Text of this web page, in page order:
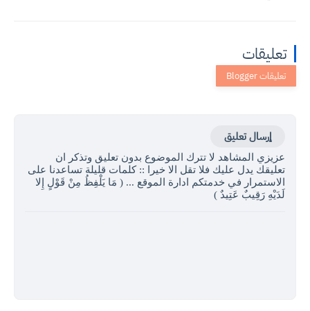
تعليقات
إرسال تعليق
عزيزي المشاهد لا تترك الموضوع بدون تعليق وتذكر ان
تعليقك يدل عليك فلا تقل الا خيرا :: كلمات قليلة تساعدنا على
الاستمرار في خدمتكم ادارة الموقع ... ( مَا يَلْفِظُ مِنْ قَوْلٍ إِلا
لَدَيْهِ رَقِيبٌ عَتِيدٌ )